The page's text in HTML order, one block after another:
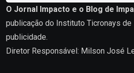
O Jornal Impacto e o Blog de
publicação do Instituto Ticronays
publicidade.
Diretor Responsável: Milson José